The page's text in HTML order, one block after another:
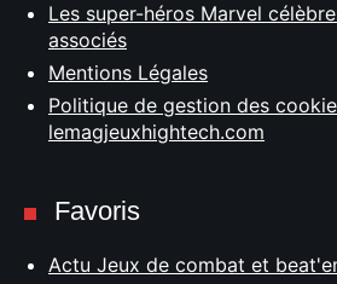
Les super-héros Marvel
associés
Mentions Légales
Politique de gestion des
lemagjeuxhightech.com
Favoris
Actu Jeux de combat et